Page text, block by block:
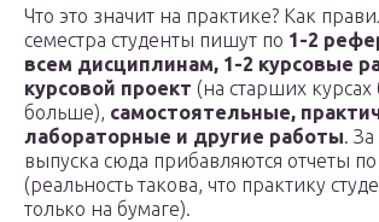
Что это значит на практике? Как
семестра студенты пишут по 1-2
всем дисциплинам, 1-2 курсовые
курсовой проект (на старших курсах
больше), самостоятельные,
лабораторные и другие работы.
выпуска сюда прибавляются отчеты
(реальность такова, что практику
только на бумаге).